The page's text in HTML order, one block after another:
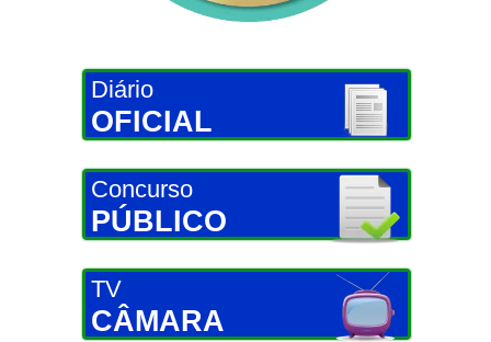
Diário
OFICIAL
Concurso
PÚBLICO
TV
CÂMARA